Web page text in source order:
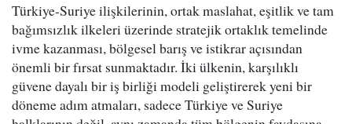
Türkiye-Suriye ilişkilerinin, ortak maslahat, eşitlik ve tam
bağımsızlık ilkeleri üzerinde stratejik ortaklık temelinde
ivme kazanması, bölgesel barış ve istikrar açısından
önemli bir fırsat sunmaktadır. İki ülkenin, karşılıklı
güvene dayalı bir iş birliği modeli geliştirerek yeni bir
döneme adım atmaları, sadece Türkiye ve Suriye